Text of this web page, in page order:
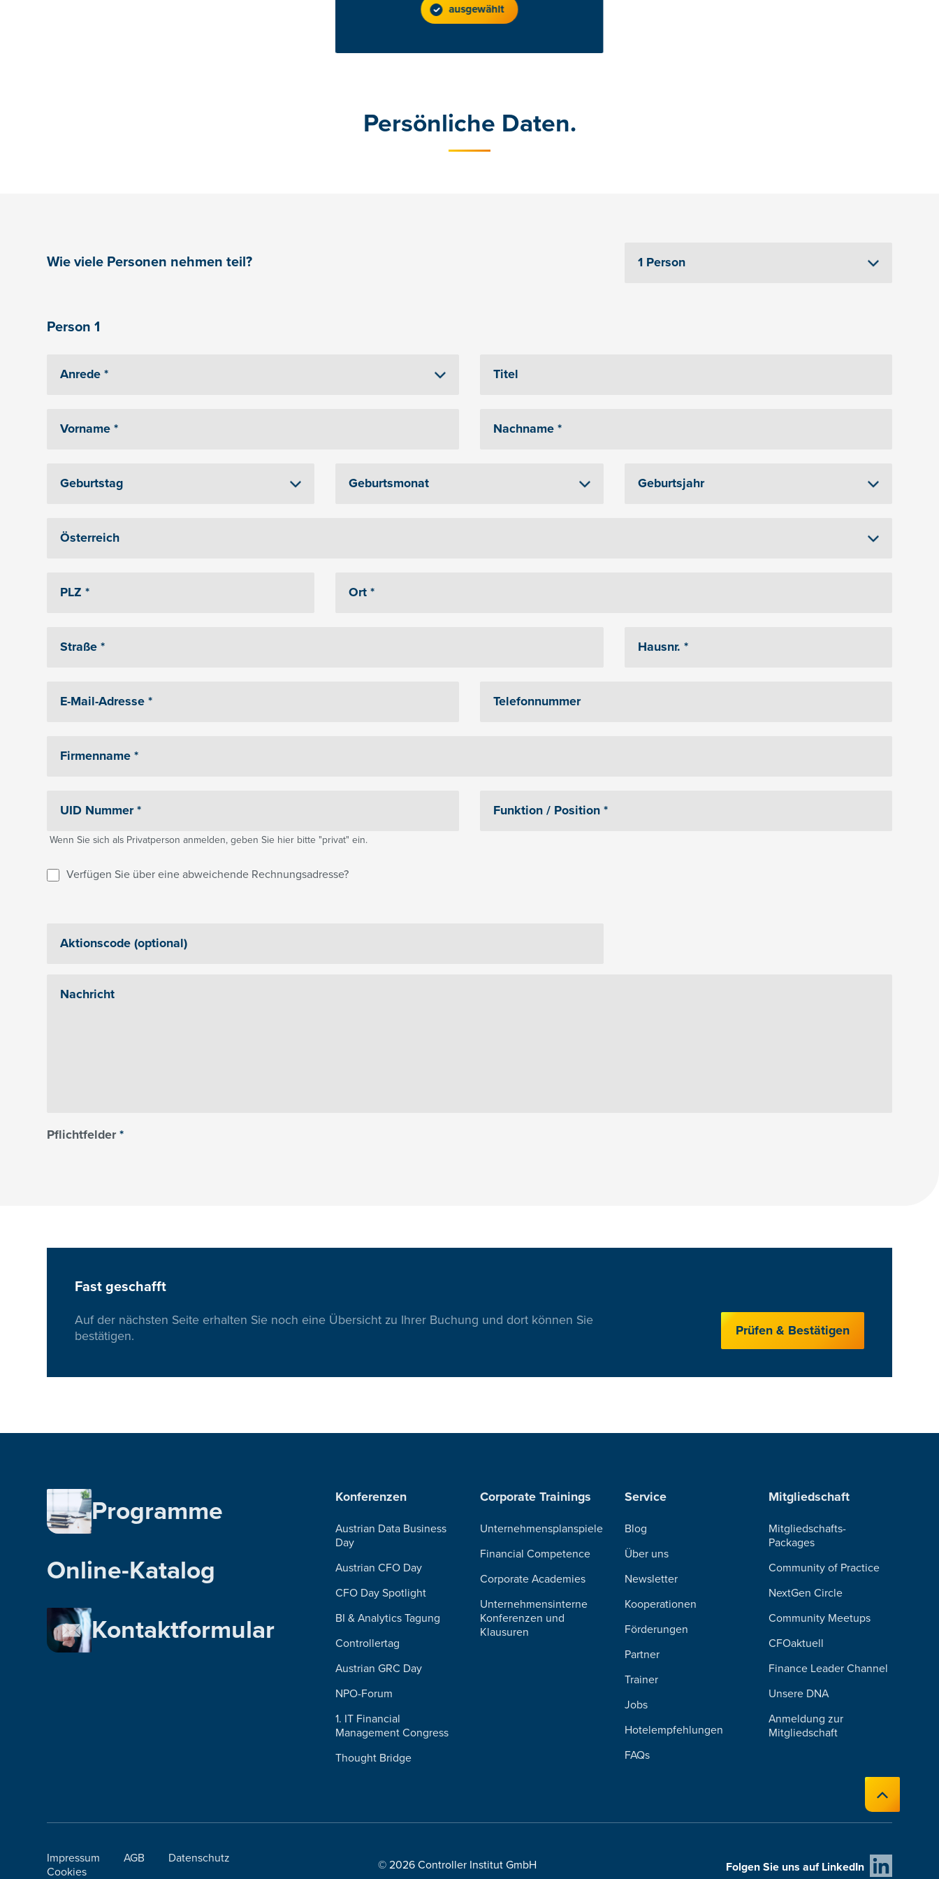
ausgewählt
Persönliche Daten.
Wie viele Personen nehmen teil?
Person 1
Wenn Sie sich als Privatperson anmelden, geben Sie hier bitte "privat" ein.
Verfügen Sie über eine abweichende Rechnungsadresse?
Pflichtfelder*
Fast geschafft
Auf der nächsten Seite erhalten Sie noch eine Übersicht zu Ihrer Buchung und dort können Sie
bestätigen.
Prüfen & Bestätigen
Programme
Online-Katalog
Kontaktformular
Konferenzen
Austrian Data Business
Day
Austrian CFO Day
CFO Day Spotlight
BI & Analytics Tagung
Controllertag
Austrian GRC Day
NPO-Forum
1. IT Financial
Management Congress
Thought Bridge
Corporate Trainings
Unternehmensplanspiele
Financial Competence
Corporate Academies
Unternehmensinterne
Konferenzen und
Klausuren
Service
Blog
Über uns
Newsletter
Kooperationen
Förderungen
Partner
Trainer
Jobs
Hotelempfehlungen
FAQs
Mitgliedschaft
Mitgliedschafts-
Packages
Community of Practice
NextGen Circle
Community Meetups
CFOaktuell
Finance Leader Channel
Unsere DNA
Anmeldung zur
Mitgliedschaft
Impressum AGB
Datenschutz
Cookies
© 2026 Controller Institut GmbH Folgen Sie uns auf LinkedIn